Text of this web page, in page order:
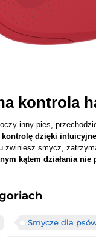
kontrola
inny pies,
kontrolę dzięki
zwiniesz smycz,
kątem działania nie
Smycze dla